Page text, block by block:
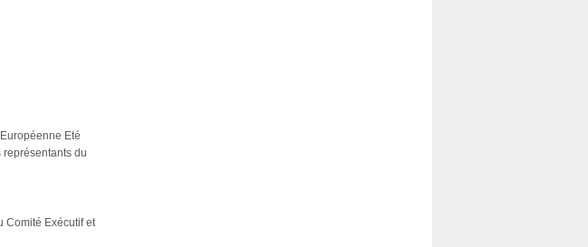
Eté
du
Comité Exécutif et